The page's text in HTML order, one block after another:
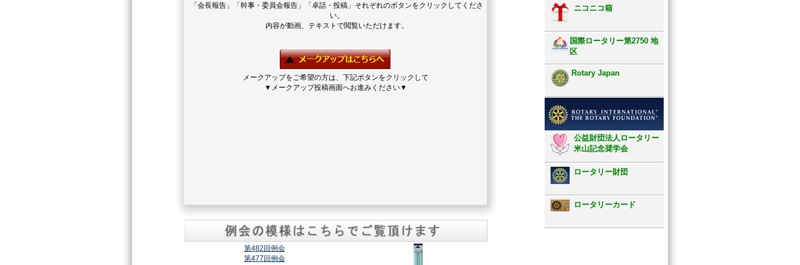
「会長報告」「幹事・委員会報告」「卓話・投稿」それぞれのボタンをクリックしてくださ
い。
内容が動画、テキストで閲覧いただけます。
メークアップをご希望の方は、下記ボタンをクリックして
▼メークアップ投稿画面へお進みください▼
第482回例会
第477回例会
ニコニコ箱
国際ロータリー第2750 地
区
Rotary Japan
公益財団法人ロータリー
米山記念奨学会
ロータリー財団
ロータリーカード